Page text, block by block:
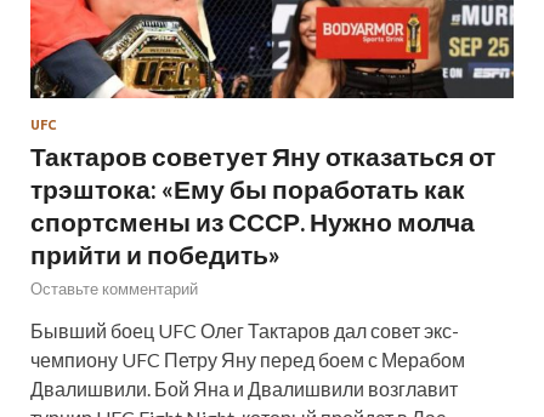
UFC
Тактаров советует Яну отказаться от
трэштока: «Ему бы поработать как
спортсмены из СССР. Нужно молча
прийти и победить»
Оставьте комментарий
Бывший боец UFC Олег Тактаров дал совет экс-
чемпиону UFC Петру Яну перед боем с Мерабом
Двалишвили. Бой Яна и Двалишвили возглавит